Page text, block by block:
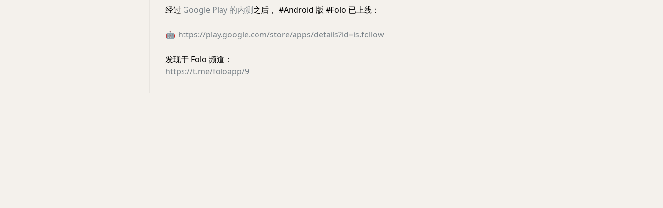
经过 Google Play 的内测之后， #Android 版 #Folo 已上线：
🤖 https://play.google.com/store/apps/details?id=is.follow
发现于 Folo 频道：
https://t.me/foloapp/9